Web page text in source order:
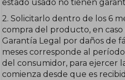
estado usado no tienen
2. Solicitarlo dentro de los 6
compra del producto, en caso
Garantía Legal por daños de
meses corresponde al
del consumidor, para ejercer
comienza desde que es